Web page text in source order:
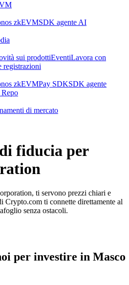
zkEVMSDK agente AI
sui prodottiEventiLavora con
registrazioni
zkEVMPay SDKSDK agente
di mercato
fiducia per
ti servono prezzi chiari e
Crypto.com ti connette direttamente al
senza ostacoli.
per investire in Masco